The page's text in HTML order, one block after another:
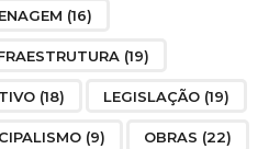
(16)
(19)
(18) LEGISLAÇÃO (19)
(9) OBRAS (22)